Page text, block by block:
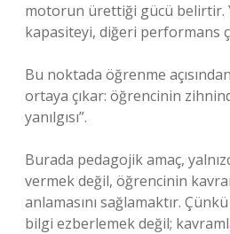
motorun ürettiği gücü belirtir.
kapasiteyi, diğeri performans
Bu noktada öğrenme
ortaya çıkar: öğrencinin
yanılgısı”.
Burada pedagojik amaç,
vermek değil, öğrencinin
anlamasını sağlamaktır.
bilgi ezberlemek değil;